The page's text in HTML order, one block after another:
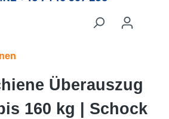
Überauszug
160 kg | Schock